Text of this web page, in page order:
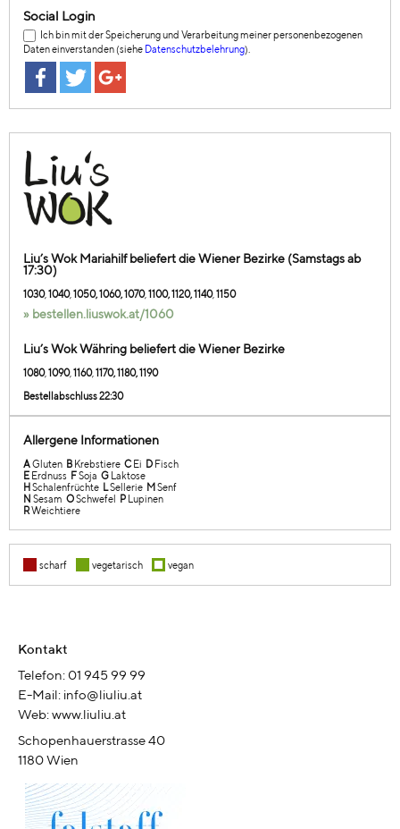
Social Login
Ich bin mit der Speicherung und Verarbeitung meiner personenbezogenen
Daten einverstanden (siehe Datenschutzbelehrung).
Liu’s Wok Mariahilf beliefert die Wiener Bezirke (Samstags ab
17:30)
1030, 1040, 1050, 1060, 1070, 1100, 1120, 1140, 1150
» bestellen.liuswok.at/1060
Liu’s Wok Währing beliefert die Wiener Bezirke
1080, 1090, 1160, 1170, 1180, 1190
Bestellabschluss 22:30
Allergene Informationen
AGluten B Krebstiere CEi D Fisch
E Erdnuss FSoja G Laktose
HSchalenfrüchte LSellerie MSenf
N Sesam OSchwefel P Lupinen
RWeichtiere
scharf vegetarisch vegan
Kontakt
Telefon: 01 945 99 99
E-Mail: info@liuliu.at
Web: www.liuliu.at
Schopenhauerstrasse 40
1180 Wien